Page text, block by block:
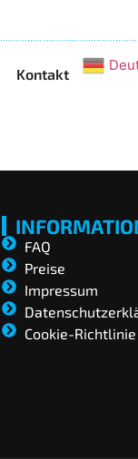
Kontakt
FAQ
Preise
Impressum
Cookie-Richtlinie